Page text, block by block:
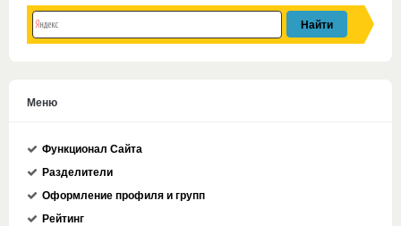
Меню
Функционал Сайта
Разделители
Оформление профиля и групп
Рейтинг